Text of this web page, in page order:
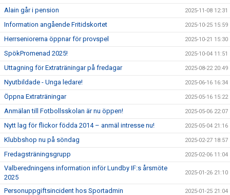
Alain går i pension 2025-11-08 12:31
Information angående Fritidskortet 2025-10-25 15:59
Herrseniorerna öppnar för provspel 2025-10-21 15:30
SpökPromenad 2025! 2025-10-04 11:51
Uttagning för Extraträningar på fredagar 2025-08-22 20:49
Nyutbildade - Unga ledare! 2025-06-16 16:34
Öppna Extraträningar 2025-05-16 15:22
Anmälan till Fotbollsskolan är nu öppen! 2025-05-06 22:07
Nytt lag för flickor födda 2014 – anmäl intresse nu! 2025-05-04 21:16
Klubbshop nu på söndag 2025-02-27 18:57
Fredagsträningsgrupp 2025-02-06 11:04
Valberedningens information inför Lundby IF:s årsmöte
2025
2025-01-26 21:10
Personuppgiftsincident hos Sportadmin 2025-01-25 21:04